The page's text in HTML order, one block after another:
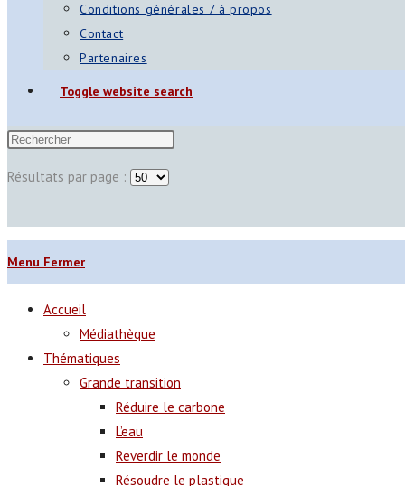
Conditions générales / à propos
Contact
Partenaires
Toggle website search
Résultats par page :
Menu Fermer
Accueil
Médiathèque
Thématiques
Grande transition
Réduire le carbone
L’eau
Reverdir le monde
Résoudre le plastique